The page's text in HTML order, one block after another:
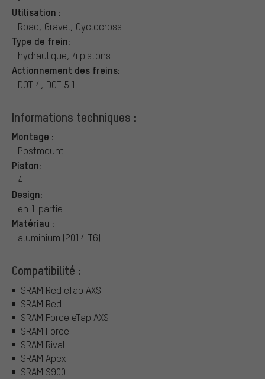
Utilisation :
Road, Gravel, Cyclocross
Type de frein:
hydraulique, 4 pistons
Actionnement des freins:
DOT 4, DOT 5.1
Informations techniques :
Montage :
Postmount
Piston:
4
Design:
en 1 partie
Matériau :
aluminium (2014 T6)
Compatibilité :
SRAM Red eTap AXS
SRAM Red
SRAM Force eTap AXS
SRAM Force
SRAM Rival
SRAM Apex
SRAM S900